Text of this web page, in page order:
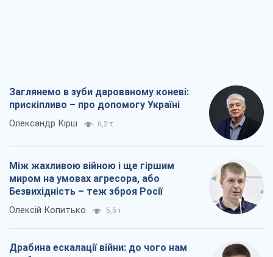
Заглянемо в зуби дарованому коневі:
прискіпливо – про допомогу Україні
Олександр Кірш 6,2 т.
Між жахливою війною і ще гіршим
миром на умовах агресора, або
Безвихідність – теж зброя Росії
Олексій Копитько 5,5 т.
Драбина ескалації війни: до чого нам